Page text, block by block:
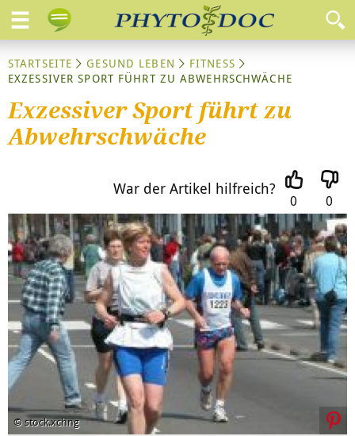
STARTSEITE GESUND LEBEN
FITNESS
EXZESSIVER SPORT FÜHRT ZU ABWEHRSCHWÄCHE
Exzessiver Sport führt zu
Abwehrschwäche
War der Artikel hilfreich?
0 0
© stock.xchng